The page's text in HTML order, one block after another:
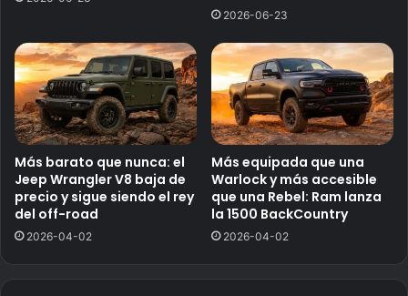
2026-06-23
Más barato que nunca: el
Jeep Wrangler V8 baja de
precio y sigue siendo el rey
del off-road
2026-04-02
Más equipada que una
Warlock y más accesible
que una Rebel: Ram lanza
la 1500 BackCountry
2026-04-02